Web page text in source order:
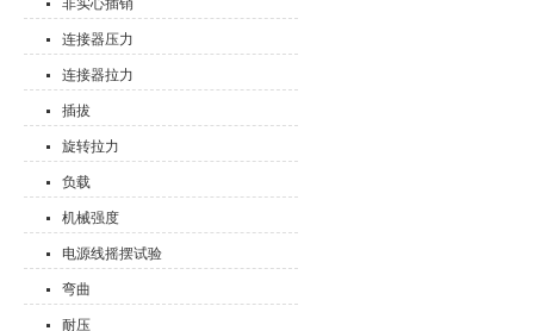
非实心插销
连接器压力
连接器拉力
插拔
旋转拉力
负载
机械强度
电源线摇摆试验
弯曲
耐压